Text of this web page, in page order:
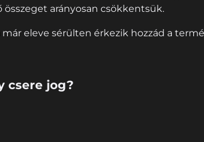
arányosan csökkentsük.
eleve sérülten érkezik hozzád a
csere jog?